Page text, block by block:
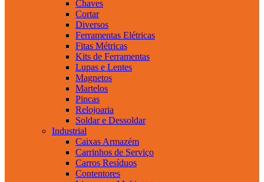
Chaves
Cortar
Diversos
Ferramentas Elétricas
Fitas Métricas
Kits de Ferramentas
Lupas e Lentes
Magnetos
Martelos
Pincas
Relojoaria
Soldar e Dessoldar
Industrial
Caixas Armazém
Carrinhos de Serviço
Carros Resíduos
Contentores